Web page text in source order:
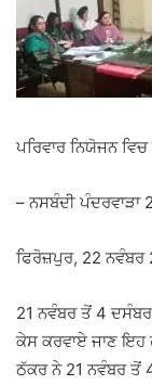
ਪਰਿਵਾਰ ਨਿਯੋਜਨ
– ਨਸਬੰਦੀ
ਫਿਰੋਜ਼ਪੁਰ, 22 ਨਵੰਬਰ
21 ਨਵੰਬਰ ਤੋਂ 4
ਕੇਸ ਕਰਵਾਏ ਜਾਣ ਇਹ
ਠੱਕਰ ਨੇ 21 ਨਵੰਬਰ ਤੋਂ